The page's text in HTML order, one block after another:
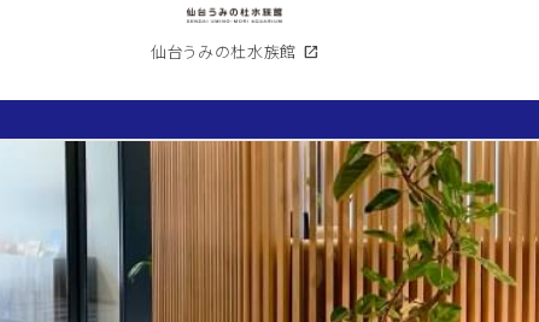
仙台うみの杜水族館 open_in_new